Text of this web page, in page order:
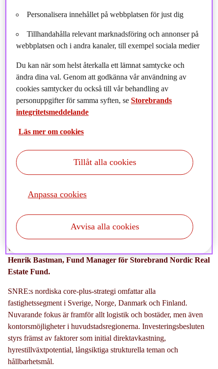
Storebrand Nordic Real Estate Fund (SNRE) har
förvärvat en strategiskt belägen logistikfastighet i
fondens nordiska tillväxtstrategi inom core-plus-
segmentet.
- Förvärvet är i linje med SNRE:s core-plus-strategi, och är den
andra logistikinvesteringen i år för fonden. Investeringen är en del
i implementeringen av vårt pan-nordiska investeringsprogram,
vilket positionerar oss väl för ytterligare investeringar,
Henrik Bastman, Fund Manager för Storebrand Nordic Real
Estate Fund.
SNRE:s nordiska core-plus-strategi omfattar alla
fastighetssegment i Sverige, Norge, Danmark och Finland.
Nuvarande fokus är framför allt logistik och bostäder, men även
kontorsmöjligheter i huvudstadsregionerna. Investeringsbesluten
styrs främst av faktorer som initial direktavkastning,
hyrestillväxtpotential, långsiktiga strukturella teman och
hållbarhetsmål.
Personalisera innehållet på webbplatsen för just dig
Tillhandahålla relevant marknadsföring och annonser på
webbplatsen och i andra kanaler, till exempel sociala medier
Du kan när som helst återkalla ett lämnat samtycke och
ändra dina val. Genom att godkänna vår användning av
cookies samtycker du också till vår behandling av
personuppgifter för samma syften, seStorebrands
integritetsmeddelande
Läs mer om cookies
Anpassa cookies
Avvisa alla cookies
Tillåt alla cookies